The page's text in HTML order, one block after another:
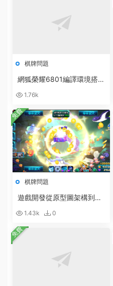
棋牌問題
網狐榮耀6801編譯環境搭建
1.76k
棋牌問題
遊戲開發從原型圖架構到設
1.43k 0
免費
免費